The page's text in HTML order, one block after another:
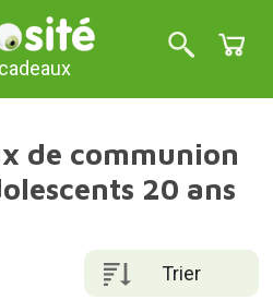
de communion
20 ans
Trier